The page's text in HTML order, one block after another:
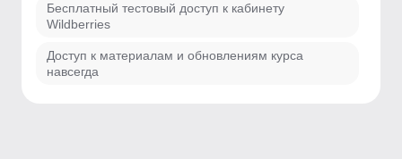
Бесплатный тестовый доступ к кабинету
Wildberries
Доступ к материалам и обновлениям курса
навсегда